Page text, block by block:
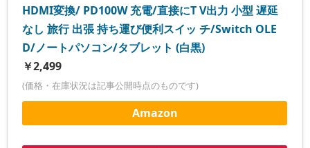
HDMI変換/ PD100W 充電/直接にT V出力 小型 遅延
なし 旅行 出張 持ち運び便利スイッ チ/Switch OLE
D/ノートパソコン/タブレット (白黒)
￥2,499
(価格・在庫状況は記事公開時点のものです)
Amazon